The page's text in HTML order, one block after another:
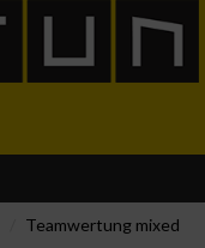
Teamwertung mixed